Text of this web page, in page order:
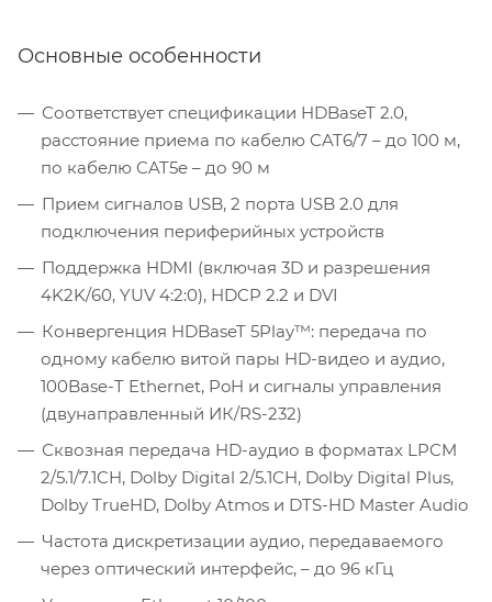
Основные особенности
Соответствует спецификации HDBaseT 2.0,
расстояние приема по кабелю CAT6/7 – до 100 м,
по кабелю CAT5e – до 90 м
Прием сигналов USB, 2 порта USB 2.0 для
подключения периферийных устройств
Поддержка HDMI (включая 3D и разрешения
4K2K/60, YUV 4:2:0), HDCP 2.2 и DVI
Конвергенция HDBaseT 5Play™: передача по
одному кабелю витой пары HD-видео и аудио,
100Base-T Ethernet, PoH и сигналы управления
(двунаправленный ИК/RS-232)
Сквозная передача HD-аудио в форматах LPCM
2/5.1/7.1CH, Dolby Digital 2/5.1CH, Dolby Digital Plus,
Dolby TrueHD, Dolby Atmos и DTS-HD Master Audio
Частота дискретизации аудио, передаваемого
через оптический интерфейс, – до 96 кГц